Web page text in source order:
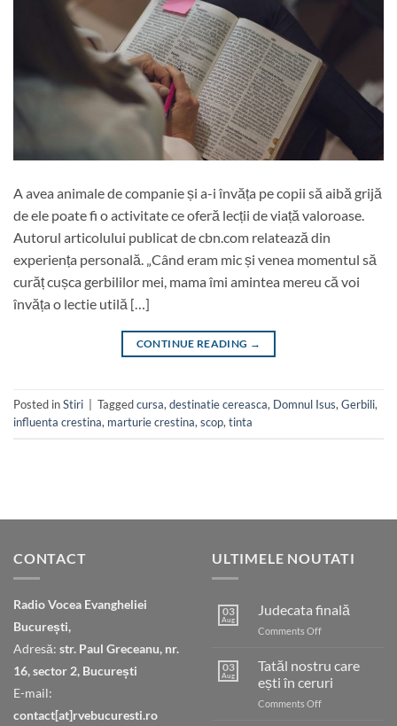
A avea animale de companie și a-i învăța pe copii să aibă grijă
de ele poate fi o activitate ce oferă lecții de viață valoroase.
Autorul articolului publicat de cbn.com relatează din
experiența personală. „Când eram mic și venea momentul să
curăț cușca gerbililor mei, mama îmi amintea mereu că voi
învăța o lectie utilă […]
CONTINUE READING →
Posted inStiri Taggedcursa, destinatie cereasca, Domnul Isus, Gerbili,
influenta crestina, marturie crestina, scop, tinta
CONTACT
Radio Vocea Evangheliei
București,
Adresă: str. Paul Greceanu, nr.
16, sector 2, București
E-mail:
contact[at]rvebucuresti.ro
ULTIMELE NOUTATI
03
Aug
Judecata finală
Comments Offon
03
Aug
Tatăl nostru care
ești în ceruri
Comments Offon